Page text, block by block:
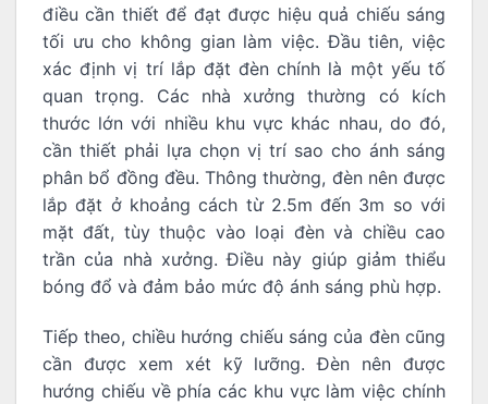
điều cần thiết để đạt được hiệu quả chiếu sáng
tối ưu cho không gian làm việc. Đầu tiên, việc
xác định vị trí lắp đặt đèn chính là một yếu tố
quan trọng. Các nhà xưởng thường có kích
thước lớn với nhiều khu vực khác nhau, do đó,
cần thiết phải lựa chọn vị trí sao cho ánh sáng
phân bổ đồng đều. Thông thường, đèn nên được
lắp đặt ở khoảng cách từ 2.5m đến 3m so với
mặt đất, tùy thuộc vào loại đèn và chiều cao
trần của nhà xưởng. Điều này giúp giảm thiểu
bóng đổ và đảm bảo mức độ ánh sáng phù hợp.
Tiếp theo, chiều hướng chiếu sáng của đèn cũng
cần được xem xét kỹ lưỡng. Đèn nên được
hướng chiếu về phía các khu vực làm việc chính